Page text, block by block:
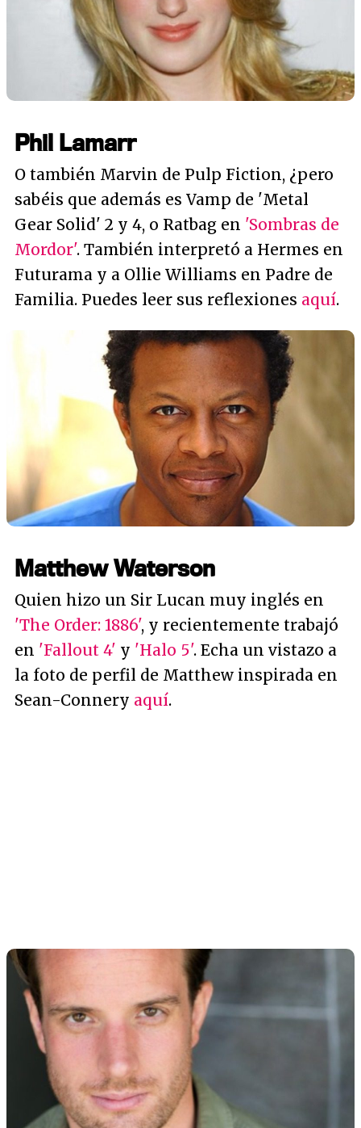
Phil Lamarr
O también Marvin de Pulp Fiction, ¿pero
sabéis que además es Vamp de 'Metal
Gear Solid' 2 y 4, o Ratbag en 'Sombras de
Mordor'. También interpretó a Hermes en
Futurama y a Ollie Williams en Padre de
Familia. Puedes leer sus reflexiones aquí.
Matthew Waterson
Quien hizo un Sir Lucan muy inglés en
'The Order: 1886', y recientemente trabajó
en 'Fallout 4' y 'Halo 5'. Echa un vistazo a
la foto de perfil de Matthew inspirada en
Sean-Connery aquí.